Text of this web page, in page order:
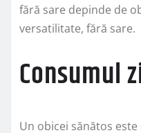
fără sare depinde de
versatilitate, fără sare.
Consumul
Un obicei sănătos